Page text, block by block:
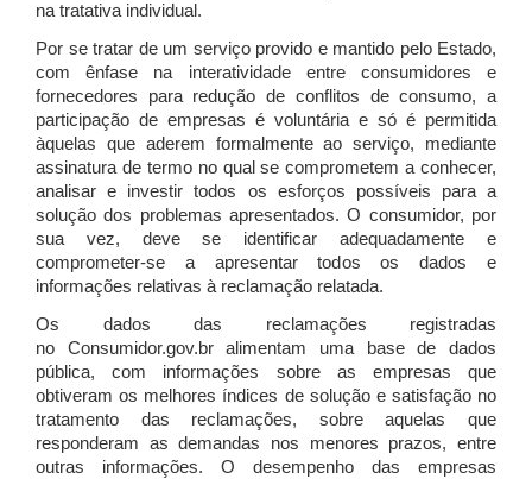
na tratativa individual.
Por se tratar de um serviço provido e mantido pelo Estado,
com ênfase na interatividade entre consumidores e
fornecedores para redução de conflitos de consumo, a
participação de empresas é voluntária e só é permitida
àquelas que aderem formalmente ao serviço, mediante
assinatura de termo no qual se comprometem a conhecer,
analisar e investir todos os esforços possíveis para a
solução dos problemas apresentados. O consumidor, por
sua vez, deve se identificar adequadamente e
comprometer-se a apresentar todos os dados e
informações relativas à reclamação relatada.
Os dados das reclamações registradas
no Consumidor.gov.br alimentam uma base de dados
pública, com informações sobre as empresas que
obtiveram os melhores índices de solução e satisfação no
tratamento das reclamações, sobre aquelas que
responderam as demandas nos menores prazos, entre
outras informações. O desempenho das empresas